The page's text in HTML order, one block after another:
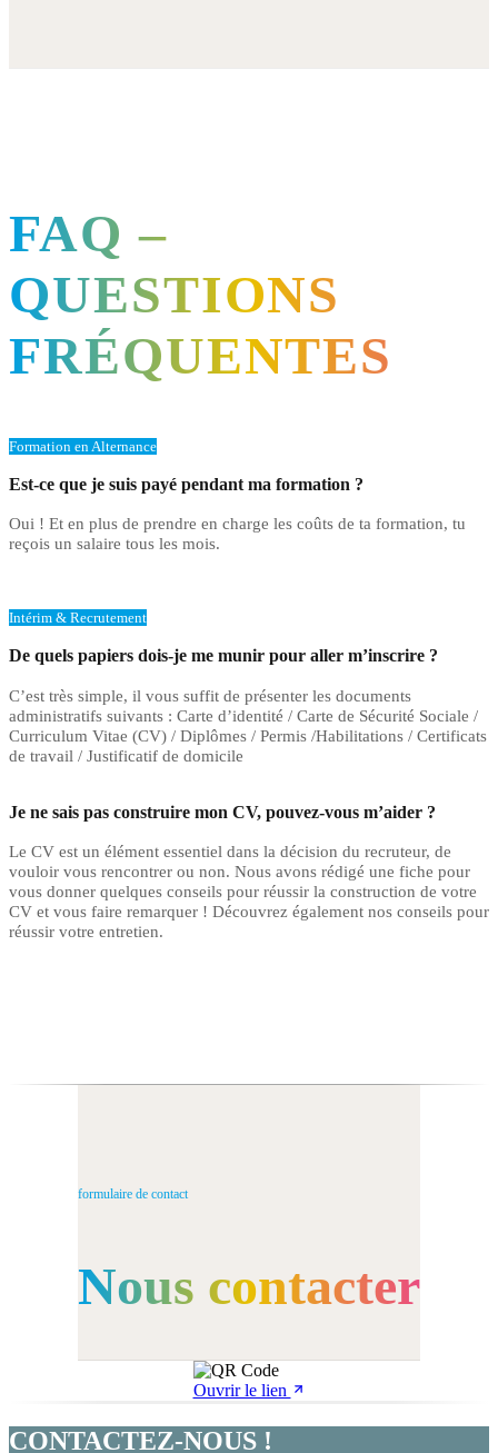
FAQ –
QUESTIONS
FRÉQUENTES
Formation en Alternance
Est-ce que je suis payé pendant ma formation ?
Oui ! Et en plus de prendre en charge les coûts de ta formation, tu
reçois un salaire tous les mois.
Intérim & Recrutement
De quels papiers dois-je me munir pour aller m’inscrire ?
C’est très simple, il vous suffit de présenter les documents
administratifs suivants : Carte d’identité / Carte de Sécurité Sociale /
Curriculum Vitae (CV) / Diplômes / Permis /Habilitations / Certificats
de travail / Justificatif de domicile
Je ne sais pas construire mon CV, pouvez-vous m’aider ?
Le CV est un élément essentiel dans la décision du recruteur, de
vouloir vous rencontrer ou non. Nous avons rédigé une fiche pour
vous donner quelques conseils pour réussir la construction de votre
CV et vous faire remarquer ! Découvrez également nos conseils pour
réussir votre entretien.
formulaire de contact
Nous contacter
Ouvrir le lien
CONTACTEZ-NOUS !